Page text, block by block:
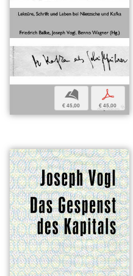
b
€ 45,00
p
€ 45,00